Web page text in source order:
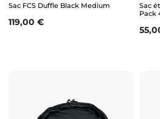
Sac FCS Duffle Black Medium
Prix
119,00 €
Sac
Pack
Prix